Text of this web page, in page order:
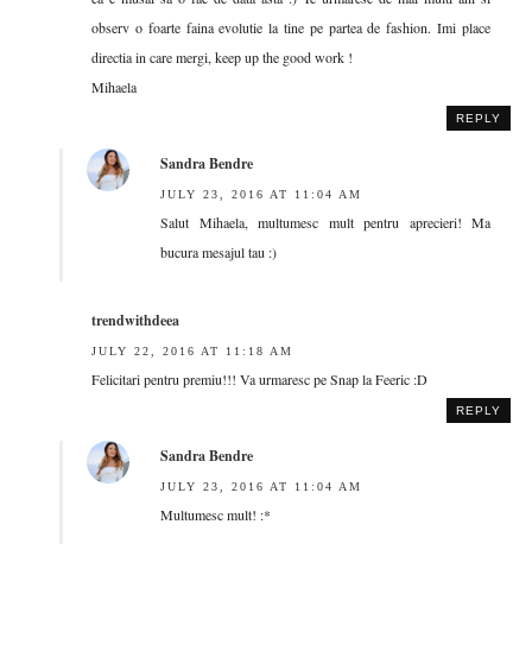
observ o foarte faina evolutie la tine pe partea de fashion. Imi place
directia in care mergi, keep up the good work !
Mihaela
REPLY
Sandra Bendre
JULY 23, 2016 AT 11:04 AM
Salut Mihaela, multumesc mult pentru aprecieri! Ma
bucura mesajul tau :)
trendwithdeea
JULY 22, 2016 AT 11:18 AM
Felicitari pentru premiu!!! Va urmaresc pe Snap la Feeric :D
REPLY
Sandra Bendre
JULY 23, 2016 AT 11:04 AM
Multumesc mult! :*